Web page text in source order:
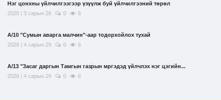
Нэг цонхны үйлчилгээгээр үзүүлж буй үйлчилгээний төрөл
2025 | 3 сарын 26
0 6
А/10 "Сумын аварга малчин"-аар тодорхойлох тухай
2026 | 4 сарын 29
0 6
А/13 "Засаг даргын Тамгын газрын мргэдэд үйлчлэх нэг цэгийн...
2026 | 4 сарын 29
0 6